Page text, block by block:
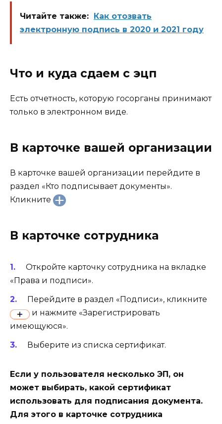
Читайте также:
Как отозвать
электронную подпись в 2020 и 2021 году
Что и куда сдаем с эцп
Есть отчетность, которую госорганы принимают
только в электронном виде.
В карточке вашей организации
В карточке вашей организации перейдите в
раздел «Кто подписывает документы».
Кликните
В карточке сотрудника
Откройте карточку сотрудника на вкладке
«Права и подписи».
Перейдите в раздел «Подписи», кликните
и нажмите «Зарегистрировать
имеющуюся».
Выберите из списка сертификат.
Если у пользователя несколько ЭП, он
может выбирать, какой сертификат
использовать для подписания документа.
Для этого в карточке сотрудника